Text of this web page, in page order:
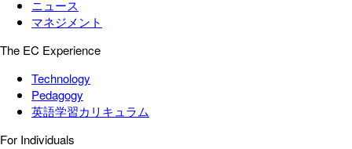
ニュース
マネジメント
The EC Experience
Technology
Pedagogy
英語学習カリキュラム
For Individuals